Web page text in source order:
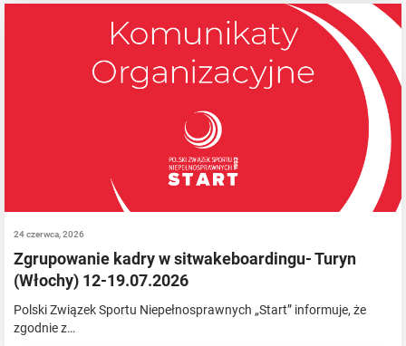
24 czerwca, 2026
Zgrupowanie kadry w sitwakeboardingu- Turyn
(Włochy) 12-19.07.2026
Polski Związek Sportu Niepełnosprawnych „Start” informuje, że
zgodnie z…